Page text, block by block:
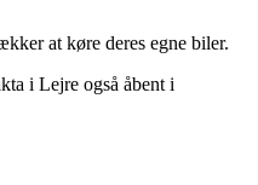
at køre deres egne biler.
i Lejre også åbent i